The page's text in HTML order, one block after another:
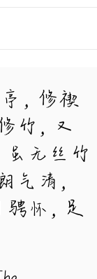
，修禊
竹，又
虽无丝竹
气清，
怀，足